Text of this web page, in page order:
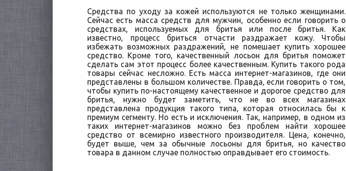
Средства по уходу за кожей используются не только женщинами.
Сейчас есть масса средств для мужчин, особенно если говорить о
средствах, используемых для бритья или после бритья. Как
известно, процесс бриться отчасти раздражает кожу.Чтобы
избежать возможных раздражений, не помешает купить хорошее
средство. Кроме того, качественный лосьон для бритья поможет
сделать сам этот процесс более качественным. Купить такого рода
товары сейчас несложно. Есть масса интернет-магазинов, где они
представлены в большом количестве. Правда, если говорить о том,
чтобы купить по-настоящему качественное и дорогое средство для
бритья, нужно будет заметить, что не во всех магазинах
представлена продукция такого типа, которая относилась бы к
премиум сегменту. Но есть и исключения. Так, например, в одном из
таких интернет-магазинов можно без проблем найти хорошее
средство от всемирно известного производителя. Цена, конечно,
будет выше, чем за обычные лосьоны для бритья, но качество
товара в данном случае полностью оправдывает его стоимость.